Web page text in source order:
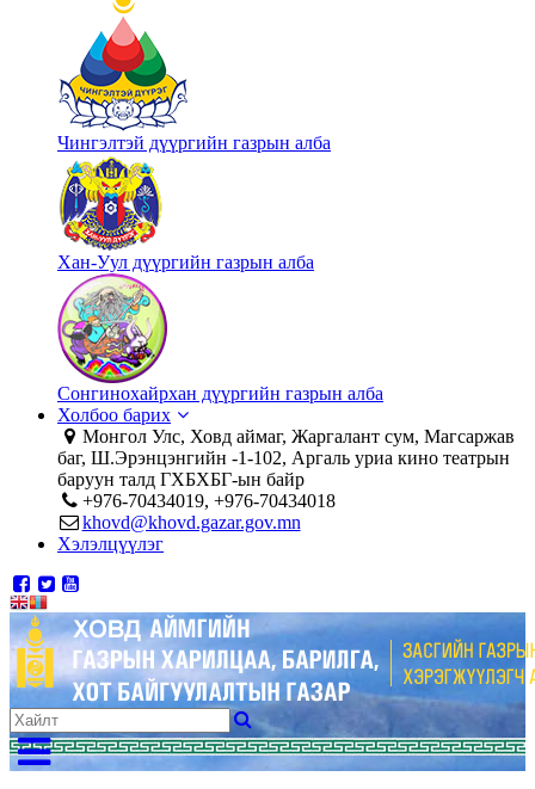
Чингэлтэй дүүргийн газрын алба
Хан-Уул дүүргийн газрын алба
Сонгинохайрхан дүүргийн газрын алба
Холбоо барих
Монгол Улс, Ховд аймаг, Жаргалант сум, Магсаржав
баг, Ш.Эрэнцэнгийн -1-102, Аргаль уриа кино театрын
баруун талд ГХБХБГ-ын байр
+976-70434019, +976-70434018
khovd@khovd.gazar.gov.mn
Хэлэлцүүлэг